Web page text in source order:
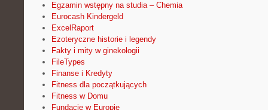
Egzamin wstępny na studia – Chemia
Eurocash Kindergeld
ExcelRaport
Ezoteryczne historie i legendy
Fakty i mity w ginekologii
FileTypes
Finanse i Kredyty
Fitness dla początkujących
Fitness w Domu
Fundacje w Europie